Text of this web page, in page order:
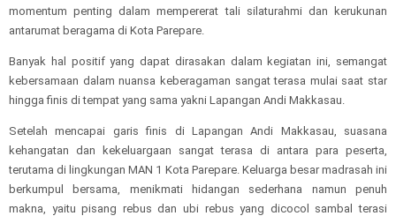
momentum penting dalam mempererat tali silaturahmi dan kerukunan
antarumat beragama di Kota Parepare.
Banyak hal positif yang dapat dirasakan dalam kegiatan ini, semangat
kebersamaan dalam nuansa keberagaman sangat terasa mulai saat star
hingga finis di tempat yang sama yakni Lapangan Andi Makkasau.
Setelah mencapai garis finis di Lapangan Andi Makkasau, suasana
kehangatan dan kekeluargaan sangat terasa di antara para peserta,
terutama di lingkungan MAN 1 Kota Parepare. Keluarga besar madrasah ini
berkumpul bersama, menikmati hidangan sederhana namun penuh
makna, yaitu pisang rebus dan ubi rebus yang dicocol sambal terasi